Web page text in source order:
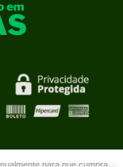
para que cumpra